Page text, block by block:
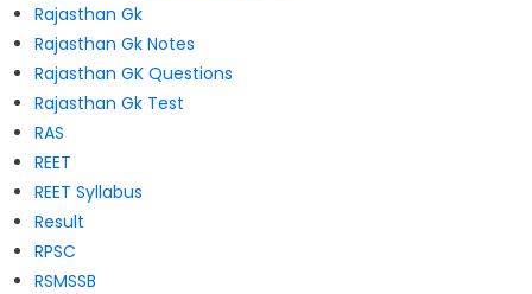
Rajasthan Gk
Rajasthan Gk Notes
Rajasthan GK Questions
Rajasthan Gk Test
RAS
REET
REET Syllabus
Result
RPSC
RSMSSB